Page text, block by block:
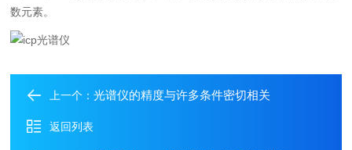
数元素。
上一个：光谱仪的精度与许多条件密切相关
返回列表